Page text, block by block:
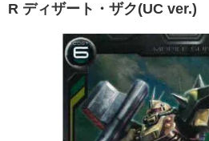
R ディザート・ザク(UC ver.)